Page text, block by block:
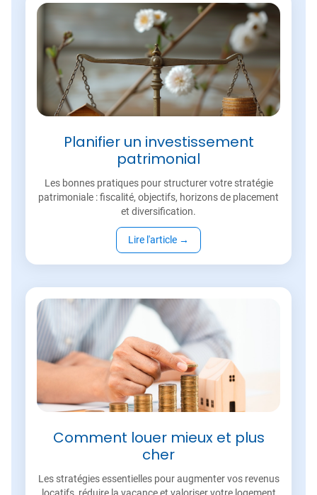
Planifier un investissement
patrimonial
Les bonnes pratiques pour structurer votre stratégie
patrimoniale : fiscalité, objectifs, horizons de placement
et diversification.
Lire l'article →
Comment louer mieux et plus
cher
Les stratégies essentielles pour augmenter vos revenus